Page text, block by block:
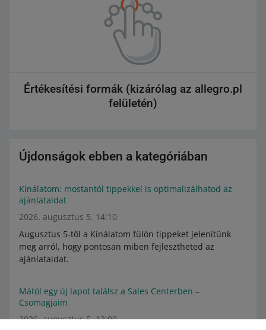
Értékesítési formák (kizárólag az allegro.pl
felületén)
Újdonságok ebben a kategóriában
Kínálatom: mostantól tippekkel is optimalizálhatod az
ajánlataidat
2026. augusztus 5. 14:10
Augusztus 5-től a Kínálatom fülön tippeket jelenítünk
meg arról, hogy pontosan miben fejlesztheted az
ajánlataidat.
Mától egy új lapot találsz a Sales Centerben –
Csomagjaim
2026. augusztus 5. 12:00